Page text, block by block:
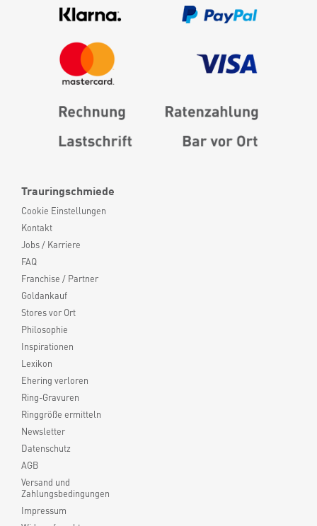
Trauringschmiede
Cookie Einstellungen
Kontakt
Jobs / Karriere
FAQ
Franchise / Partner
Goldankauf
Stores vor Ort
Philosophie
Inspirationen
Lexikon
Ehering verloren
Ring-Gravuren
Ringgröße ermitteln
Newsletter
Datenschutz
AGB
Versand und
Zahlungsbedingungen
Impressum